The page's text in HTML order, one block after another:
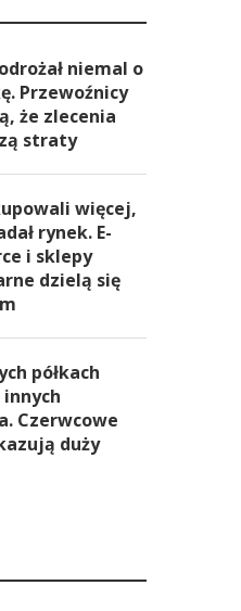
niemal o
Przewoźnicy
że zlecenia
straty
więcej,
rynek. E-
i sklepy
dzielą się
półkach
Czerwcowe
duży